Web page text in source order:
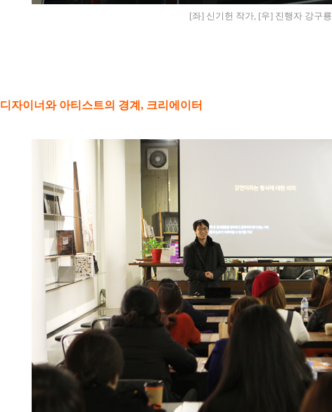
[좌] 신기헌 작가, [우] 진행자 강구룡
디자이너와 아티스트의 경계, 크리에이터